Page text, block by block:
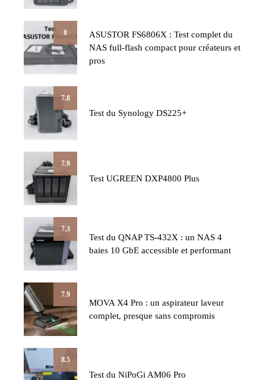
8
ASUSTOR FS6806X : Test complet du
NAS full-flash compact pour créateurs et
pros
7.8
Test du Synology DS225+
7.9
Test UGREEN DXP4800 Plus
7.3
Test du QNAP TS-432X : un NAS 4
baies 10 GbE accessible et performant
7.9
MOVA X4 Pro : un aspirateur laveur
complet, presque sans compromis
8.5
Test du NiPoGi AM06 Pro